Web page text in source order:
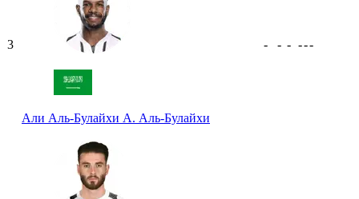
3
Али Аль-Булайхи А. Аль-Булайхи
- - - ---